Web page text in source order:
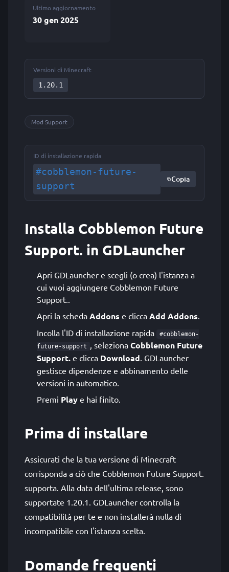
Ultimo aggiornamento
30 gen 2025
Versioni di Minecraft
1.20.1
Mod Support
ID di installazione rapida
#cobblemon-future-
support
Copia
Installa Cobblemon Future
Support. in GDLauncher
Apri GDLauncher e scegli (o crea) l'istanza a
cui vuoi aggiungere Cobblemon Future
Support..
Apri la scheda Addons e clicca Add Addons.
Incolla l'ID di installazione rapida
#cobblemon-
future-support , seleziona Cobblemon Future
Support. e clicca Download. GDLauncher
gestisce dipendenze e abbinamento delle
versioni in automatico.
Premi Play e hai finito.
Prima di installare
Assicurati che la tua versione di Minecraft
corrisponda a ciò che Cobblemon Future Support.
supporta. Alla data dell'ultima release, sono
supportate 1.20.1. GDLauncher controlla la
compatibilità per te e non installerà nulla di
incompatibile con l'istanza scelta.
Domande frequenti